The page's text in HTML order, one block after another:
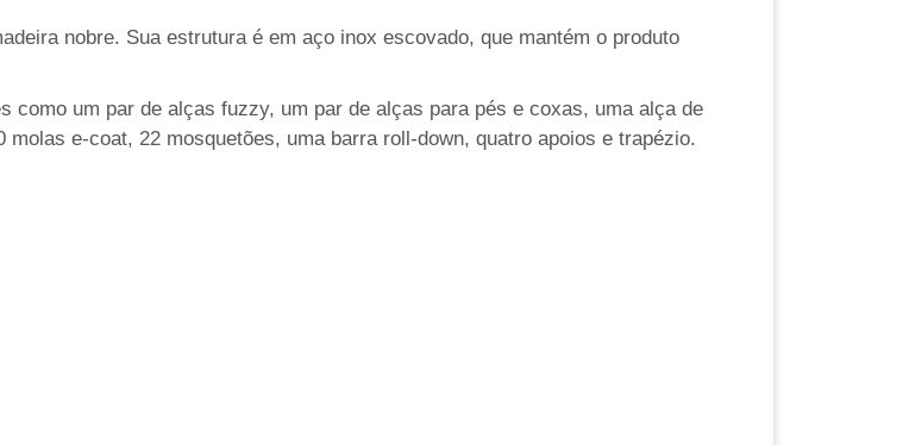
nobre. Sua estrutura é em aço inox escovado, que mantém o produto
como um par de alças fuzzy, um par de alças para pés e coxas, uma alça de
e-coat, 22 mosquetões, uma barra roll-down, quatro apoios e trapézio.